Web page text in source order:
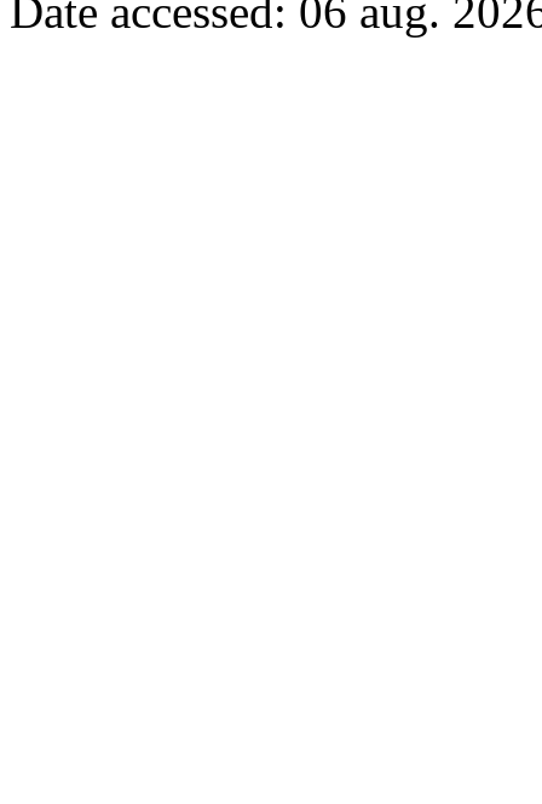
Date accessed: 06 aug.